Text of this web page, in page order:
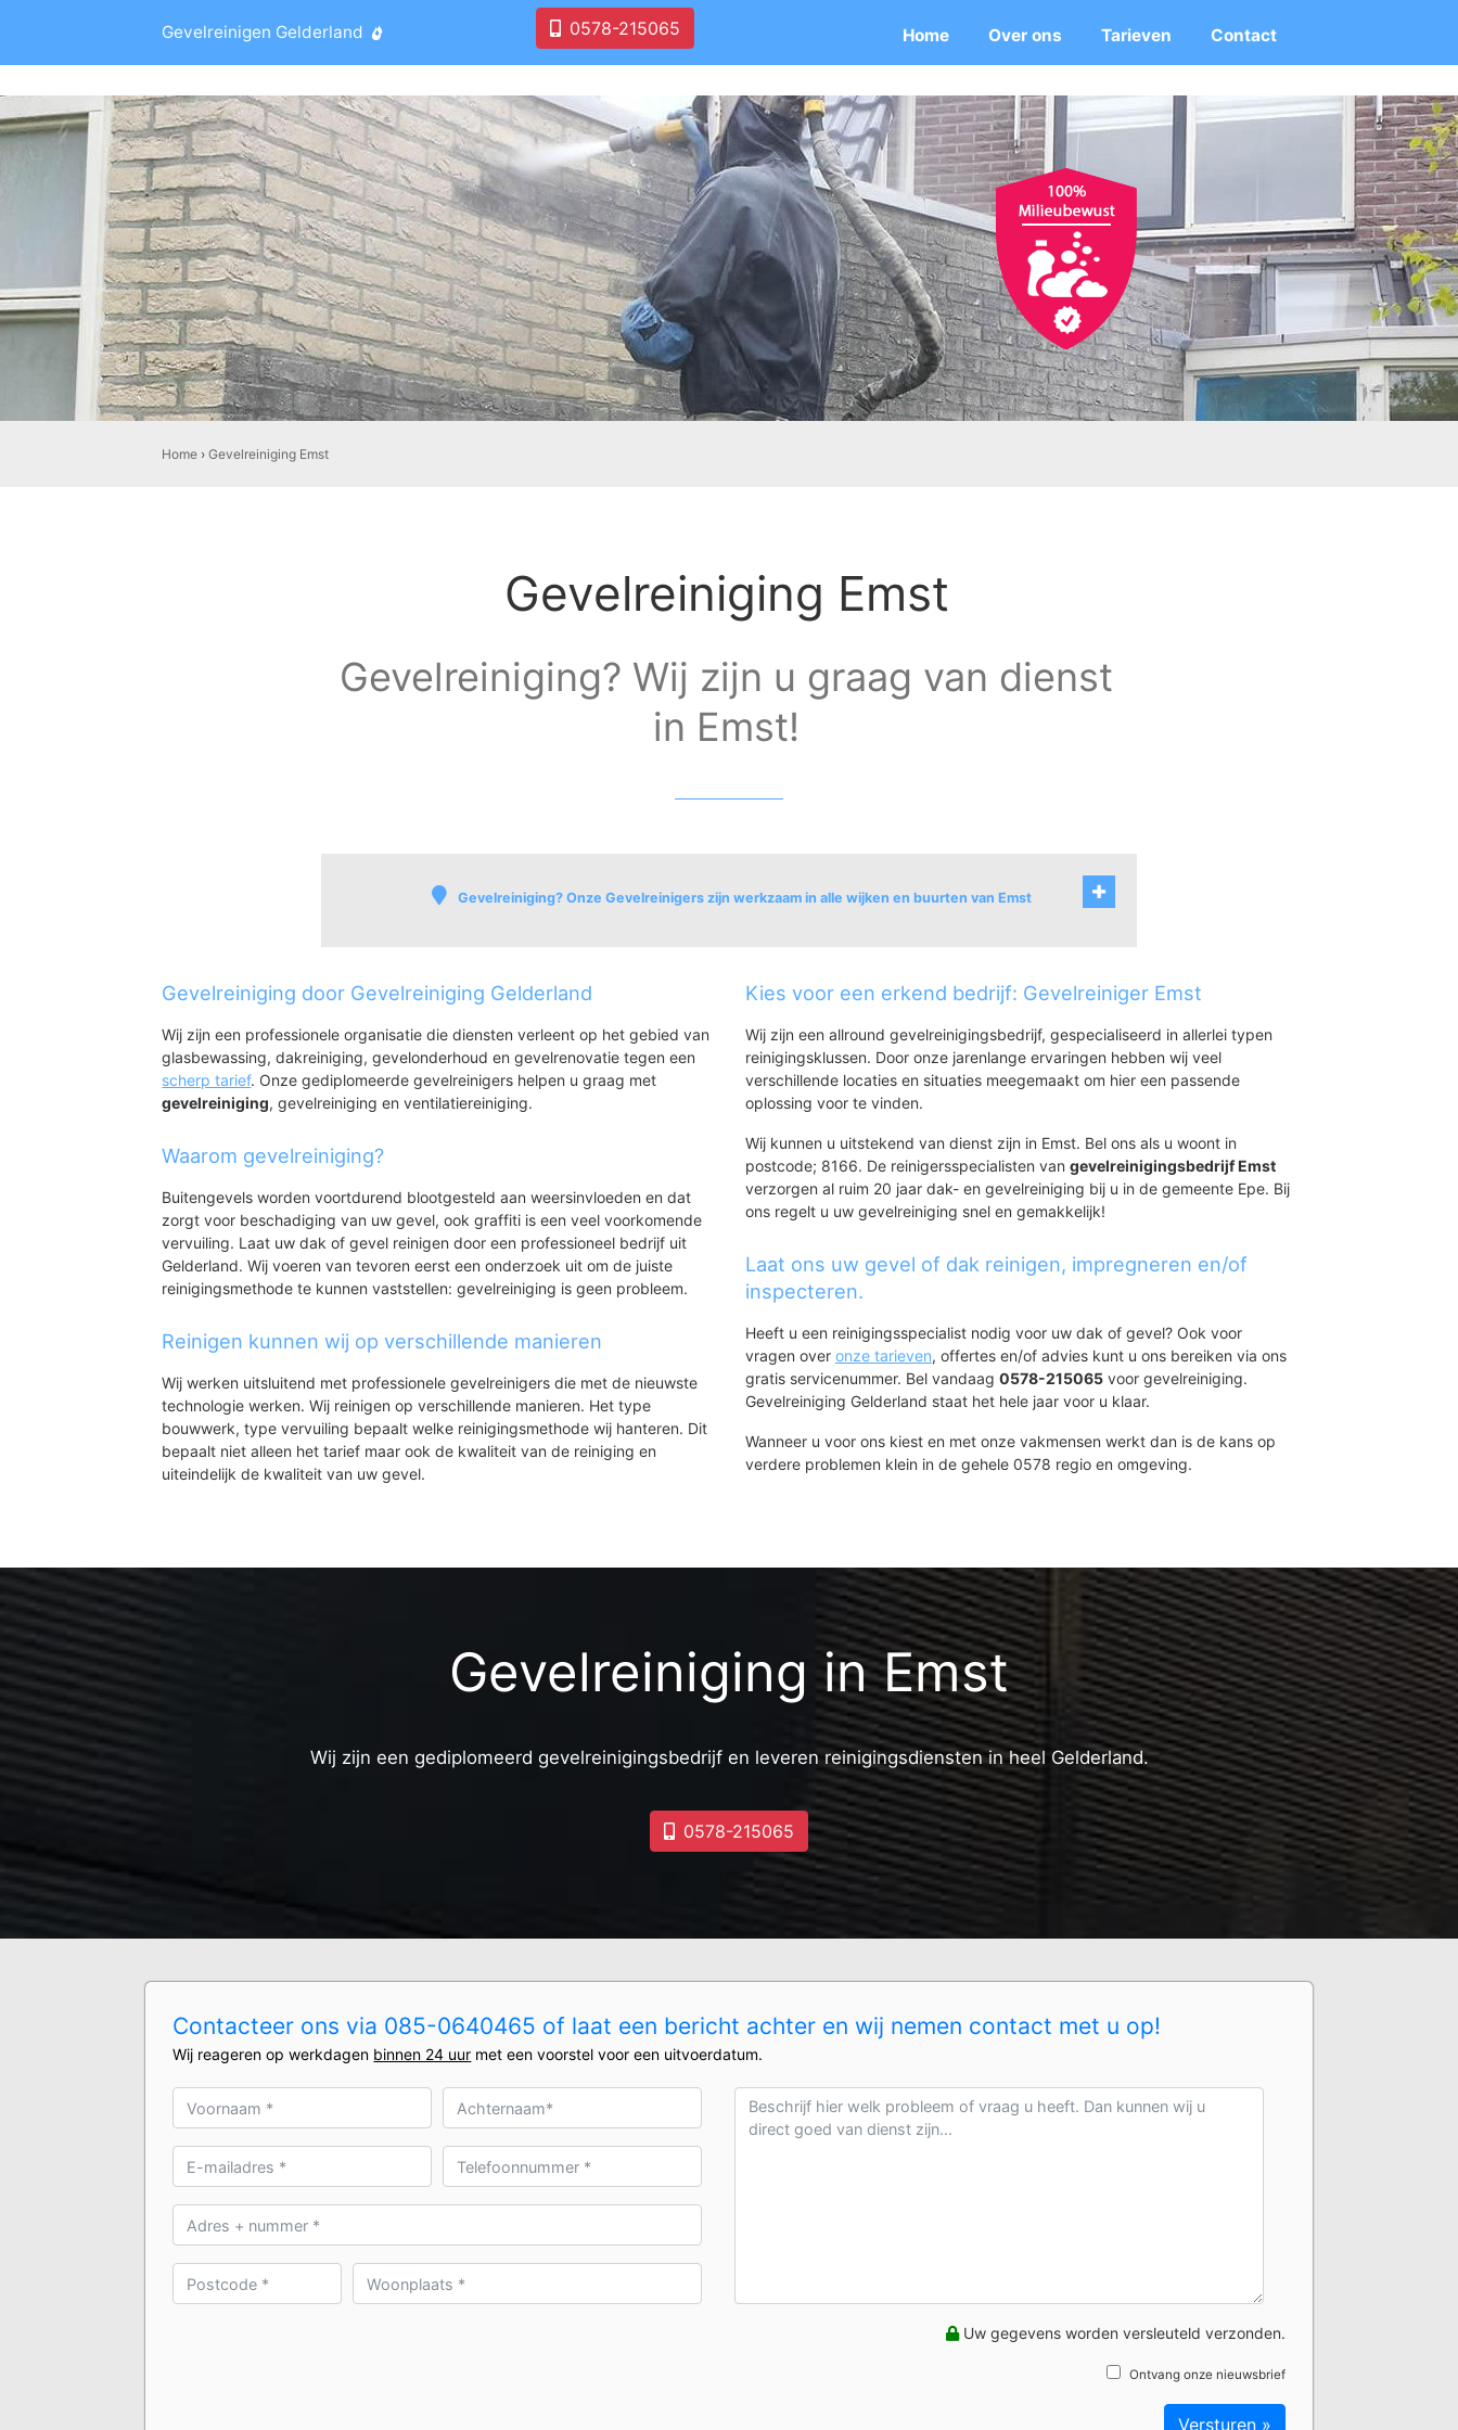
Gevelreinigen Gelderland 0578-215065 Home Over ons Tarieven Contact
Home ›Gevelreiniging Emst
Gevelreiniging Emst
Gevelreiniging? Wij zijn u graag van dienst
in Emst!
Gevelreiniging? Onze Gevelreinigers zijn werkzaam in alle wijken en buurten van Emst
Tongeren
Gortel
Gevelreiniging door Gevelreiniging Gelderland
Wij zijn een professionele organisatie die diensten verleent op het gebied van
glasbewassing, dakreiniging, gevelonderhoud en gevelrenovatie tegen een
scherp tarief. Onze gediplomeerde gevelreinigers helpen u graag met
gevelreiniging, gevelreiniging en ventilatiereiniging.
Waarom gevelreiniging?
Buitengevels worden voortdurend blootgesteld aan weersinvloeden en dat
zorgt voor beschadiging van uw gevel, ook graffiti is een veel voorkomende
vervuiling. Laat uw dak of gevel reinigen door een professioneel bedrijf uit
Gelderland. Wij voeren van tevoren eerst een onderzoek uit om de juiste
reinigingsmethode te kunnen vaststellen: gevelreiniging is geen probleem.
Reinigen kunnen wij op verschillende manieren
Wij werken uitsluitend met professionele gevelreinigers die met de nieuwste
technologie werken. Wij reinigen op verschillende manieren. Het type
bouwwerk, type vervuiling bepaalt welke reinigingsmethode wij hanteren. Dit
bepaalt niet alleen het tarief maar ook de kwaliteit van de reiniging en
uiteindelijk de kwaliteit van uw gevel.
Kies voor een erkend bedrijf: Gevelreiniger Emst
Wij zijn een allround gevelreinigingsbedrijf, gespecialiseerd in allerlei typen
reinigingsklussen. Door onze jarenlange ervaringen hebben wij veel
verschillende locaties en situaties meegemaakt om hier een passende
oplossing voor te vinden.
Wij kunnen u uitstekend van dienst zijn in Emst. Bel ons als u woont in
postcode; 8166. De reinigersspecialisten van gevelreinigingsbedrijf Emst
verzorgen al ruim 20 jaar dak- en gevelreiniging bij u in de gemeente Epe. Bij
ons regelt u uw gevelreiniging snel en gemakkelijk!
Laat ons uw gevel of dak reinigen, impregneren en/of
inspecteren.
Heeft u een reinigingsspecialist nodig voor uw dak of gevel? Ook voor
vragen over onze tarieven, offertes en/of advies kunt u ons bereiken via ons
gratis servicenummer. Bel vandaag 0578-215065 voor gevelreiniging.
Gevelreiniging Gelderland staat het hele jaar voor u klaar.
Wanneer u voor ons kiest en met onze vakmensen werkt dan is de kans op
verdere problemen klein in de gehele 0578 regio en omgeving.
Gevelreiniging in Emst
Wij zijn een gediplomeerd gevelreinigingsbedrijf en leveren reinigingsdiensten in heel Gelderland.
0578-215065
Contacteer ons via 085-0640465 of laat een bericht achter en wij nemen contact met u op!
Wij reageren op werkdagen binnen 24 uur met een voorstel voor een uitvoerdatum.
Uw gegevens worden versleuteld verzonden.
Ontvang onze nieuwsbrief